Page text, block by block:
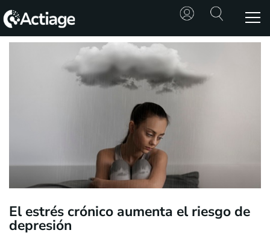
TRATAMIENTOS
RECURSOS
El estrés crónico aumenta el riesgo de
depresión